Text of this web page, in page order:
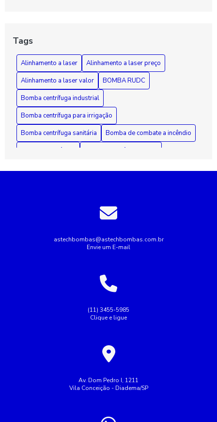
Funcionamento e Manutenção Fundamental
Como Diagnosticar e Reparar Bombas d'Água com Segurança
e Eficiência
Tags
Alinhamento a laser
Alinhamento a laser preço
Alinhamento a laser valor
BOMBA RUDC
Bomba centrífuga industrial
Bomba centrífuga para irrigação
Bomba centrífuga sanitária
Bomba de combate a incêndio
Bombas submersas
Conserto de bomba submersa
Conserto de bombas
Empresa de rebobinagem de motores
Empresa de tubulação hidráulica
Empresa montagem de painel elétrico
Fazer Manutenção de bombas de recalque
Instalação de bombas
astechbombas@astechbombas.com.br
Envie um E-mail
(11) 3455-5985
Clique e ligue
Av. Dom Pedro I, 1211
Vila Conceição - Diadema/SP